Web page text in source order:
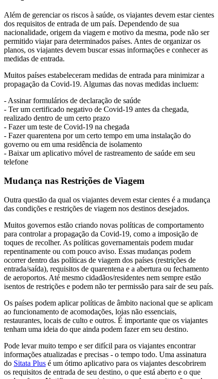
Além de gerenciar os riscos à saúde, os viajantes devem estar cientes
dos requisitos de entrada de um país. Dependendo de sua
nacionalidade, origem da viagem e motivo da mesma, pode não ser
permitido viajar para determinados países. Antes de organizar os
planos, os viajantes devem buscar essas informações e conhecer as
medidas de entrada.
Muitos países estabeleceram medidas de entrada para minimizar a
propagação da Covid-19. Algumas das novas medidas incluem:
- Assinar formulários de declaração de saúde
- Ter um certificado negativo de Covid-19 antes da chegada,
realizado dentro de um certo prazo
- Fazer um teste de Covid-19 na chegada
- Fazer quarentena por um certo tempo em uma instalação do
governo ou em uma residência de isolamento
- Baixar um aplicativo móvel de rastreamento de saúde em seu
telefone
Mudança nas Restrições de Viagem
Outra questão da qual os viajantes devem estar cientes é a mudança
das condições e restrições de viagem nos destinos desejados.
Muitos governos estão criando novas políticas de comportamento
para controlar a propagação da Covid-19, como a imposição de
toques de recolher. As políticas governamentais podem mudar
repentinamente ou com pouco aviso. Essas mudanças podem
ocorrer dentro das políticas de viagem dos países (restrições de
entrada/saída), requisitos de quarentena e a abertura ou fechamento
de aeroportos. Até mesmo cidadãos/residentes nem sempre estão
isentos de restrições e podem não ter permissão para sair de seu país.
Os países podem aplicar políticas de âmbito nacional que se aplicam
ao funcionamento de acomodações, lojas não essenciais,
restaurantes, locais de culto e outros. É importante que os viajantes
tenham uma ideia do que ainda podem fazer em seu destino.
Pode levar muito tempo e ser difícil para os viajantes encontrar
informações atualizadas e precisas - o tempo todo. Uma assinatura
do Sitata Plus é um ótimo aplicativo para os viajantes descobrirem
os requisitos de entrada de seu destino, o que está aberto e o que